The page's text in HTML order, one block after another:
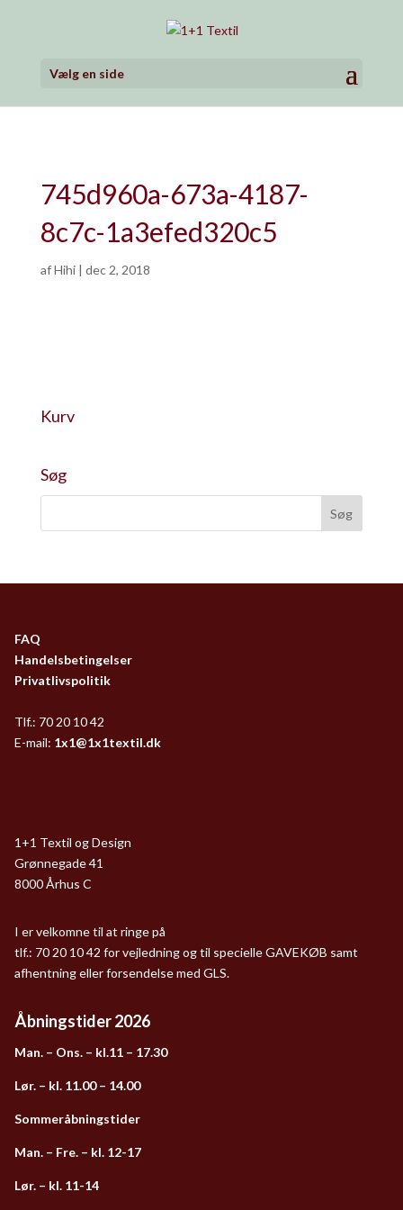
Vælg en side
745d960a-673a-4187-
8c7c-1a3efed320c5
afHihi| dec 2, 2018
Kurv
Søg
FAQ
Handelsbetingelser
Privatlivspolitik
Tlf.: 70 20 10 42
E-mail: 1x1@1x1textil.dk
1+1 Textil og Design
Grønnegade 41
8000 Århus C
I er velkomne til at ringe på
tlf.: 70 20 10 42 for vejledning og til specielle GAVEKØB samt
afhentning eller forsendelse med GLS.
Åbningstider 2026
Man. – Ons. – kl.11 – 17.30
Lør. – kl. 11.00 – 14.00
Sommeråbningstider
Man. – Fre. – kl. 12-17
Lør. – kl. 11-14